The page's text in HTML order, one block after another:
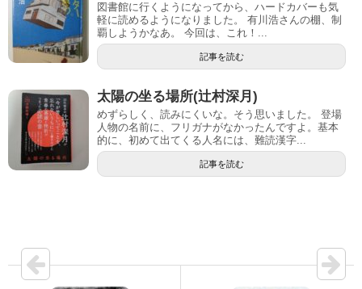
図書館に行くようになってから、ハードカバーも気
軽に読めるようになりました。 有川浩さんの棚、制
覇しようかなあ。 今回は、これ！...
記事を読む
太陽の坐る場所(辻村深月)
めずらしく、読みにくいな。そう思いました。 登場
人物の名前に、フリガナがなかったんですよ。基本
的に、初めて出てくる人名には、難読漢字...
記事を読む